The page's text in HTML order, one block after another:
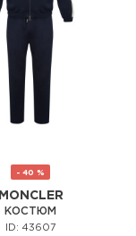
- 40 %
MONCLER
КОСТЮМ
ID: 43607